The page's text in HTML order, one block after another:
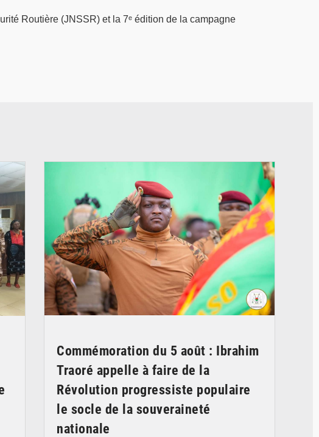
Routière (JNSSR) et la 7ᵉ édition de la campagne
Commémoration du 5 août : Ibrahim
Traoré appelle à faire de la
Révolution progressiste populaire
le socle de la souveraineté
nationale